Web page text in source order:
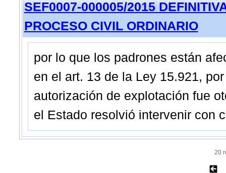
SEF0007-000005/2015
PROCESO CIVIL ORDINARIO
por lo que los padrones están
en el art. 13 de la Ley 15.921,
autorización de explotación fue
el Estado resolvió intervenir con
20